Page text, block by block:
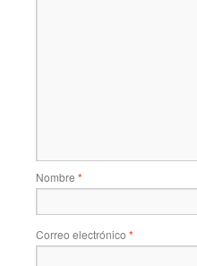
Nombre *
Correo electrónico *